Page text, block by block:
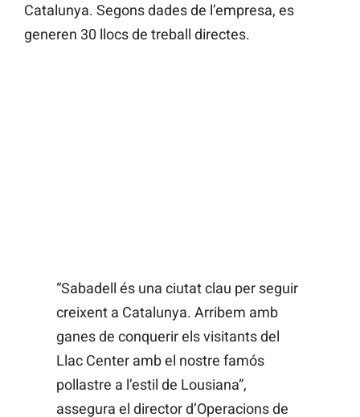
Catalunya. Segons dades de l’empresa, es
generen 30 llocs de treball directes.
“Sabadell és una ciutat clau per seguir
creixent a Catalunya. Arribem amb
ganes de conquerir els visitants del
Llac Center amb el nostre famós
pollastre a l’estil de Lousiana”,
assegura el director d’Operacions de